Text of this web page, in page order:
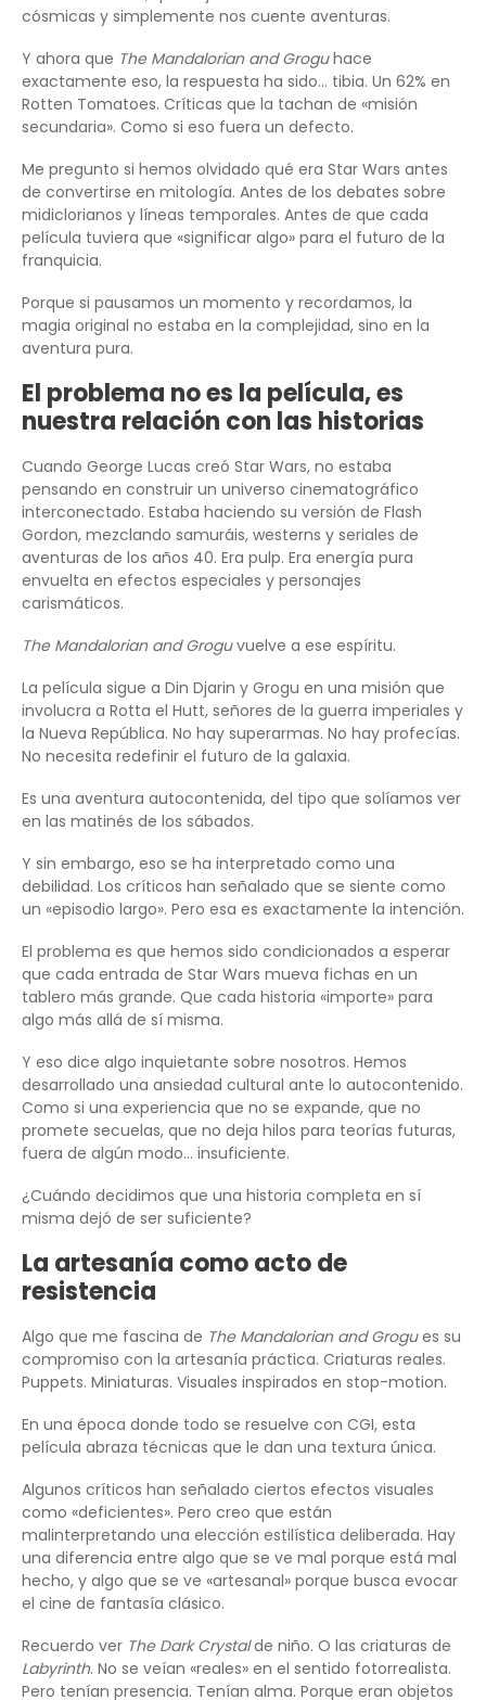
cósmicas y simplemente nos cuente aventuras.
Y ahora que The Mandalorian and Groguhace
exactamente eso, la respuesta ha sido… tibia. Un 62% en
Rotten Tomatoes. Críticas que la tachan de «misión
secundaria». Como si eso fuera un defecto.
Me pregunto si hemos olvidado qué era Star Wars antes
de convertirse en mitología. Antes de los debates sobre
midiclorianos y líneas temporales. Antes de que cada
película tuviera que «significar algo» para el futuro de la
franquicia.
Porque si pausamos un momento y recordamos, la
magia original no estaba en la complejidad, sino en la
aventura pura.
El problema no es la película, es
nuestra relación con las historias
Cuando George Lucas creó Star Wars, no estaba
pensando en construir un universo cinematográfico
interconectado. Estaba haciendo su versión de Flash
Gordon, mezclando samuráis, westerns y seriales de
aventuras de los años 40. Era pulp. Era energía pura
envuelta en efectos especiales y personajes
carismáticos.
The Mandalorian and Groguvuelve a ese espíritu.
La película sigue a Din Djarin y Grogu en una misión que
involucra a Rotta el Hutt, señores de la guerra imperiales y
la Nueva República. No hay superarmas. No hay profecías.
No necesita redefinir el futuro de la galaxia.
Es una aventura autocontenida, del tipo que solíamos ver
en las matinés de los sábados.
Y sin embargo, eso se ha interpretado como una
debilidad. Los críticos han señalado que se siente como
un «episodio largo». Pero esa es exactamente la intención.
El problema es que hemos sido condicionados a esperar
que cada entrada de Star Wars mueva fichas en un
tablero más grande. Que cada historia «importe» para
algo más allá de sí misma.
Y eso dice algo inquietante sobre nosotros. Hemos
desarrollado una ansiedad cultural ante lo autocontenido.
Como si una experiencia que no se expande, que no
promete secuelas, que no deja hilos para teorías futuras,
fuera de algún modo… insuficiente.
¿Cuándo decidimos que una historia completa en sí
misma dejó de ser suficiente?
La artesanía como acto de
resistencia
Algo que me fascina de The Mandalorian and Grogues su
compromiso con la artesanía práctica. Criaturas reales.
Puppets. Miniaturas. Visuales inspirados en stop-motion.
En una época donde todo se resuelve con CGI, esta
película abraza técnicas que le dan una textura única.
Algunos críticos han señalado ciertos efectos visuales
como «deficientes». Pero creo que están
malinterpretando una elección estilística deliberada. Hay
una diferencia entre algo que se ve mal porque está mal
hecho, y algo que se ve «artesanal» porque busca evocar
el cine de fantasía clásico.
Recuerdo ver The Dark Crystalde niño. O las criaturas de
Labyrinth. No se veían «reales» en el sentido fotorrealista.
Pero tenían presencia. Tenían alma. Porque eran objetos